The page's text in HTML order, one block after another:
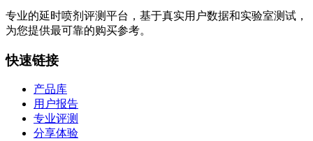
专业的延时喷剂评测平台，基于真实用户数据和实验室测试，
为您提供最可靠的购买参考。
快速链接
产品库
用户报告
专业评测
分享体验